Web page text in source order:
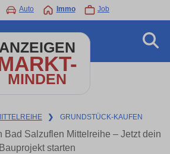
Auto Immo Job
ANZEIGEN
MINDEN
❯ GRUNDSTÜCK-KAUFEN
Bad Salzuflen Mittelreihe – Jetzt dein
Bauprojekt starten